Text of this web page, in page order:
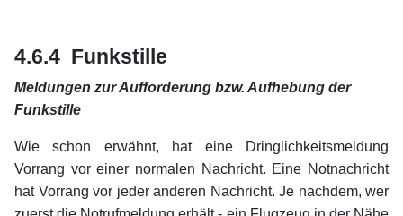
4.6.4 Funkstille
Meldungen zur Aufforderung bzw. Aufhebung der
Funkstille
Wie schon erwähnt, hat eine Dringlichkeitsmeldung
Vorrang vor einer normalen Nachricht. Eine Notnachricht
hat Vorrang vor jeder anderen Nachricht. Je nachdem, wer